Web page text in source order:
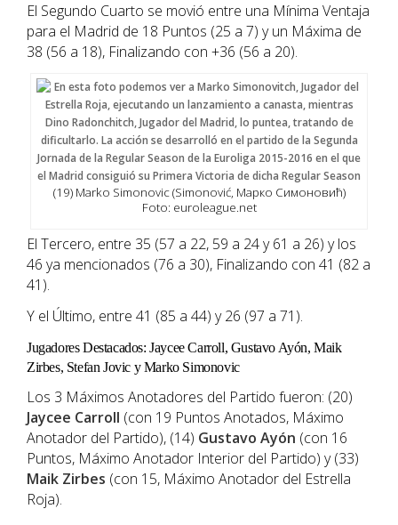
El Segundo Cuarto se movió entre una Mínima Ventaja
para el Madrid de 18 Puntos (25 a 7) y un Máxima de
38 (56 a 18), Finalizando con +36 (56 a 20).
(19) Marko Simonovic (Simonović, Марко Симоновић)
Foto: euroleague.net
El Tercero, entre 35 (57 a 22, 59 a 24 y 61 a 26) y los
46 ya mencionados (76 a 30), Finalizando con 41 (82 a
41).
Y el Último, entre 41 (85 a 44) y 26 (97 a 71).
Jugadores Destacados: Jaycee Carroll, Gustavo Ayón, Maik
Zirbes, Stefan Jovic y Marko Simonovic
Los 3 Máximos Anotadores del Partido fueron: (20)
Jaycee Carroll (con 19 Puntos Anotados, Máximo
Anotador del Partido), (14) Gustavo Ayón (con 16
Puntos, Máximo Anotador Interior del Partido) y (33)
Maik Zirbes (con 15, Máximo Anotador del Estrella
Roja).